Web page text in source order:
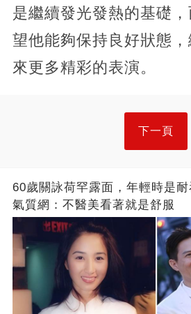
是繼續發光發熱的基礎
望他能夠保持良好狀態
來更多精彩的表演。
下一頁
60歲關詠荷罕露面，年輕時是
氣質網：不醫美看著就是舒服